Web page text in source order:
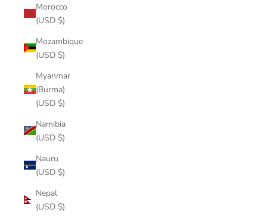
Morocco
(USD $)
Mozambique
(USD $)
Myanmar
(Burma)
(USD $)
Namibia
(USD $)
Nauru
(USD $)
Nepal
(USD $)